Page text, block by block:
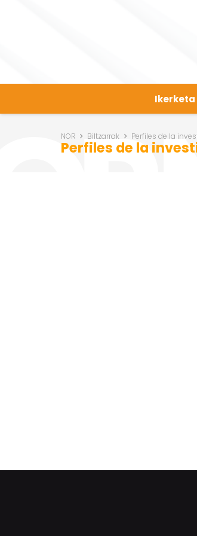
NOR Biltzarrak Perfiles de la
Perfiles de la